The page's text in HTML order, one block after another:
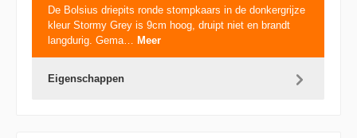
De Bolsius driepits ronde stompkaars in de donkergrijze
kleur Stormy Grey is 9cm hoog, druipt niet en brandt
langdurig. Gema… Meer
Eigenschappen